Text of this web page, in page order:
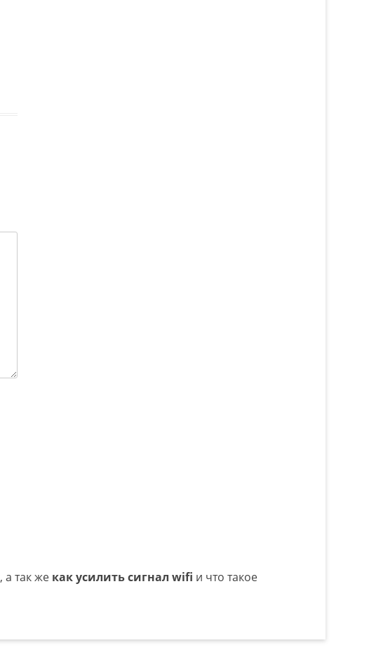
, а так же как усилить сигнал wifi и что такое